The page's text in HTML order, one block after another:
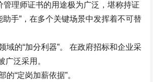
管理师证书的用途极为广泛，堪称持证
助手” ，在多个关键场景中发挥着不可替
域的“加分利器”。
在政府招标和企业采
广泛采用。
的“定岗加薪依据”。